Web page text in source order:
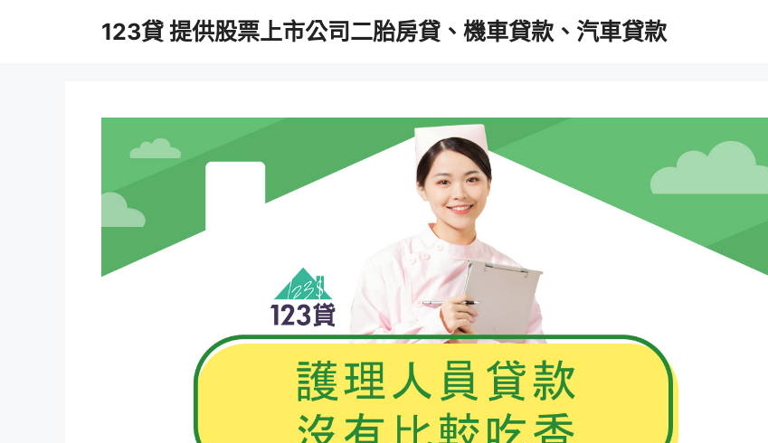
123貸 提供股票上市公司二胎房貸、機車貸款、汽車貸款